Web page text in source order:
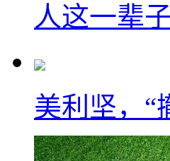
人这一辈
美利坚，“